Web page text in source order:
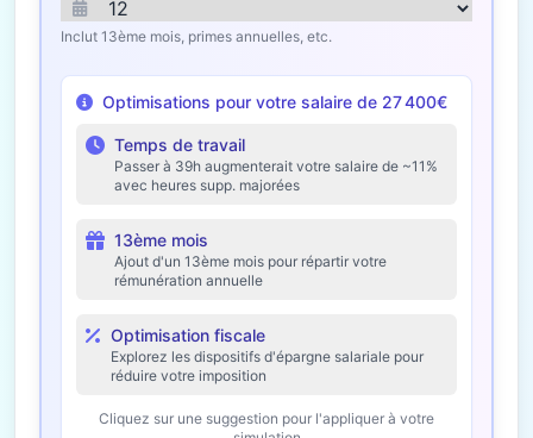
Inclut 13ème mois, primes annuelles, etc.
Optimisations pour votre salaire de 27 400€
Temps de travail
Passer à 39h augmenterait votre salaire de ~11%
avec heures supp. majorées
13ème mois
Ajout d'un 13ème mois pour répartir votre
rémunération annuelle
Optimisation fiscale
Explorez les dispositifs d'épargne salariale pour
réduire votre imposition
Cliquez sur une suggestion pour l'appliquer à votre